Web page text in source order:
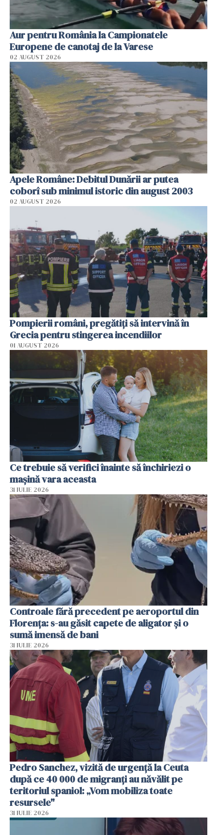
Aur pentru România la Campionatele
Europene de canotaj de la Varese
02 AUGUST 2026
Apele Române: Debitul Dunării ar putea
coborî sub minimul istoric din august 2003
02 AUGUST 2026
Pompierii români, pregătiţi să intervină în
Grecia pentru stingerea incendiilor
01 AUGUST 2026
Ce trebuie să verifici înainte să închiriezi o
mașină vara aceasta
31 IULIE 2026
Controale fără precedent pe aeroportul din
Florența: s-au găsit capete de aligator și o
sumă imensă de bani
31 IULIE 2026
Pedro Sanchez, vizită de urgență la Ceuta
după ce 40 000 de migranți au năvălit pe
teritoriul spaniol: „Vom mobiliza toate
resursele"
31 IULIE 2026